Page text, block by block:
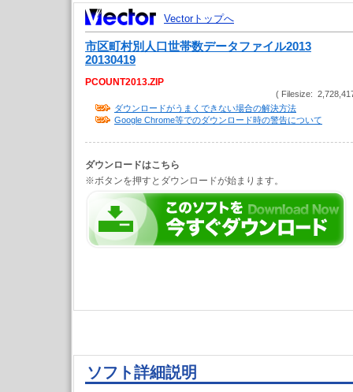
Vectorトップへ
市区町村別人口世帯数データファイル2013
20130419
PCOUNT2013.ZIP
( Filesize:
ダウンロードがうまくできない場合の解決方法
Google Chrome等でのダウンロード時の警告について
ダウンロードはこちら
※ボタンを押すとダウンロードが始まります。
ソフト詳細説明